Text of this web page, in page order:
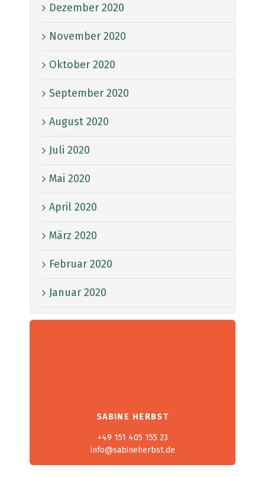
Dezember 2020
November 2020
Oktober 2020
September 2020
August 2020
Juli 2020
Mai 2020
April 2020
März 2020
Februar 2020
Januar 2020
SABINE HERBST
+49 151 405 155 23
info@sabineherbst.de